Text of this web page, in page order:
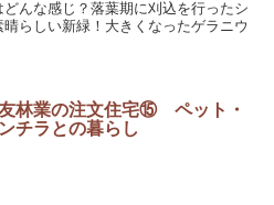
んな感じ？落葉期に刈込を行ったシ
らしい新緑！大きくなったゲラニウ
林業の注文住宅⑮ ペット・
チラとの暮らし